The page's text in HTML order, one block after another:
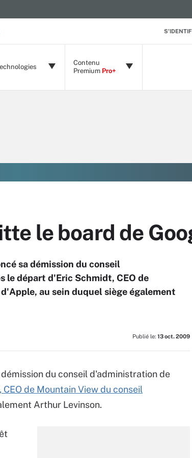
Contenu
Premium Pro+
le board de
sa démission du conseil
le départ d'Eric Schmidt, CEO de
au sein duquel siège également
Publié le: 13 oct. 2009
du conseil d'administration de
de Mountain View du conseil
Arthur Levinson.